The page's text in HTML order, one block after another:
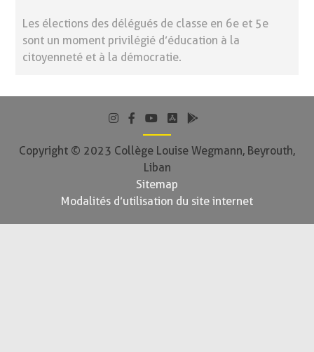
Les élections des délégués de classe en 6e et 5e
sont un moment privilégié d’éducation à la
citoyenneté et à la démocratie.
Copyright © 2023 Collège Louise Wegmann, Beyrouth,
Liban
Sitemap
Modalités d’utilisation du site internet